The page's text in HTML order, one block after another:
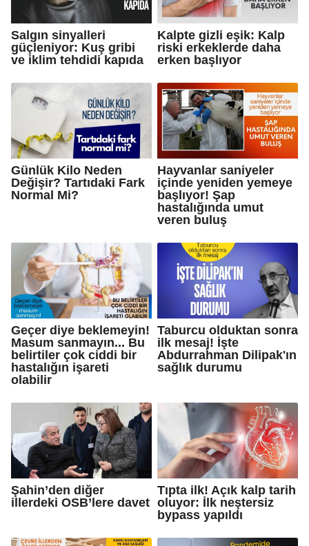
Salgın sinyalleri
güçleniyor: Kuş gribi
ve iklim tehdidi kapıda
Kalpte gizli eşik: Kalp
riski erkeklerde daha
erken başlıyor
Günlük Kilo Neden
Değişir? Tartıdaki Fark
Normal Mi?
Hayvanlar saniyeler
içinde yeniden yemeye
başlıyor! Şap
hastalığında umut
veren buluş
Geçer diye beklemeyin!
Masum sanmayın... Bu
belirtiler çok ciddi bir
hastalığın işareti
olabilir
Taburcu olduktan sonra
ilk mesaj! İşte
Abdurrahman Dilipak'ın
sağlık durumu
Şahin’den diğer
illerdeki OSB’lere davet
Tıpta ilk! Açık kalp tarih
oluyor: İlk neştersiz
bypass yapıldı